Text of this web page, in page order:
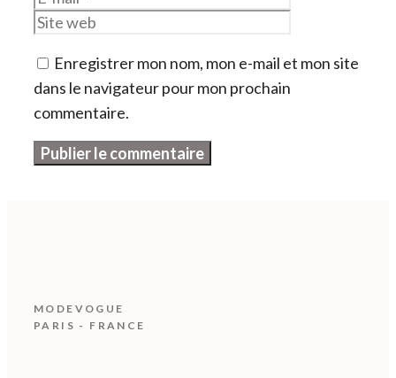
Enregistrer mon nom, mon e-mail et mon site
dans le navigateur pour mon prochain
commentaire.
MODEVOGUE
PARIS - FRANCE